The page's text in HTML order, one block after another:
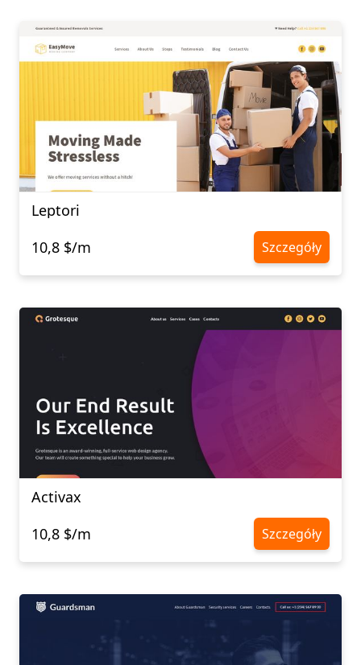
Leptori
10,8 $/m
Szczegóły
Activax
10,8 $/m
Szczegóły